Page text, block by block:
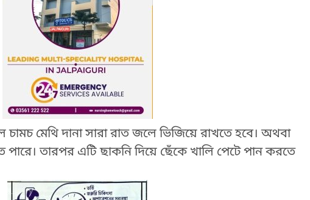
চামচ মেথি দানা সারা রাত জলে ভিজিয়ে রাখতে হবে। অথবা
পারে। তারপর এটি ছাকনি দিয়ে ছেঁকে খালি পেটে পান করতে